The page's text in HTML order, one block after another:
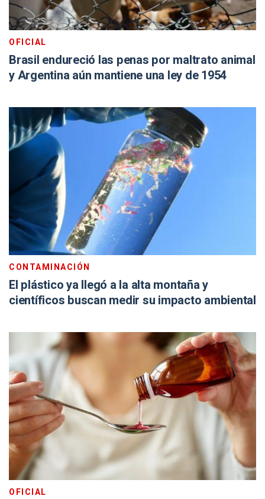
OFICIAL
Brasil endureció las penas por maltrato animal
y Argentina aún mantiene una ley de 1954
CONTAMINACIÓN
El plástico ya llegó a la alta montaña y
científicos buscan medir su impacto ambiental
OFICIAL